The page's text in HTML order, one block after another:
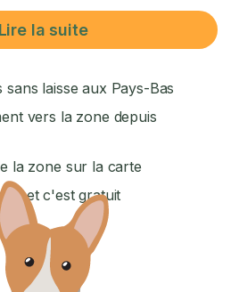
Lire la suite
laisse aux Pays-Bas
vers la zone depuis
la zone sur la carte
et c'est gratuit